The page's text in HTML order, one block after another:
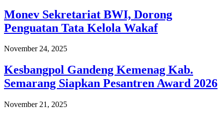
Monev Sekretariat BWI, Dorong
Penguatan Tata Kelola Wakaf
November 24, 2025
Kesbangpol Gandeng Kemenag Kab.
Semarang Siapkan Pesantren Award 2026
November 21, 2025